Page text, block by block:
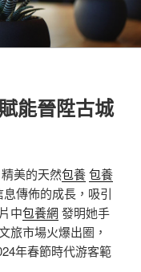
能晉陞古城
精美的天然包養包養
息傳佈的成長，吸引
中包養網 發明她手
旅市場火爆出圈，
年春節時代游客範